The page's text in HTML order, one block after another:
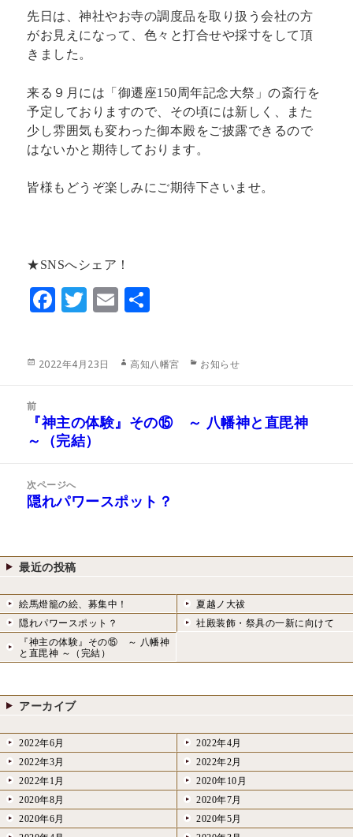
先日は、神社やお寺の調度品を取り扱う会社の方
がお見えになって、色々と打合せや採寸をして頂
きました。
来る９月には「御遷座150周年記念大祭」の斎行を
予定しておりますので、その頃には新しく、また
少し雰囲気も変わった御本殿をご披露できるので
はないかと期待しております。
皆様もどうぞ楽しみにご期待下さいませ。
★SNSへシェア！
F
o
k
T
er
E
投
2022年4月23日
作
高知八幡宮
カ
お知らせ
前
前
の
稿:
『神主の体験』その⑮ ～ 八幡神と直毘神
～（完結）
次ページへ
次
稿:
隠れパワースポット？
最近の投稿
絵馬燈籠の絵、募集中！
夏越ノ大祓
隠れパワースポット？
社殿装飾・祭具の一新に向けて
『神主の体験』その⑮ ～ 八幡神
と直毘神 ～（完結）
アーカイブ
2022年6月
2022年4月
2022年3月
2022年2月
2022年1月
2020年10月
2020年8月
2020年7月
2020年6月
2020年5月